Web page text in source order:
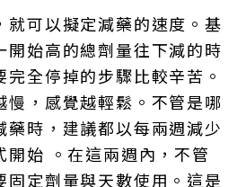
就可以擬定減藥的速度。基
開始高的總劑量往下減的時
全停掉的步驟比較辛苦。
慢，感覺越輕鬆。不管是哪
藥時，建議都以每兩週減少
開始 。在這兩週內，不管
固定劑量與天數使用。這是